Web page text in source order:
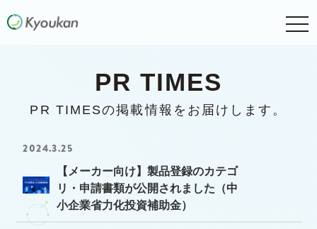
PR TIMES
PR TIMESの掲載情報をお届けします。
2024.3.25
【メーカー向け】製品登録のカテゴ
リ・申請書類が公開されました（中
小企業省力化投資補助金）